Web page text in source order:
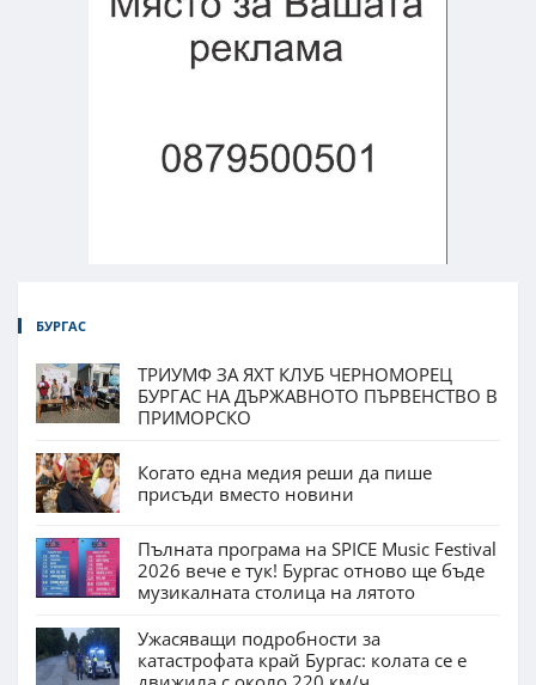
БУРГАС
ТРИУМФ ЗА ЯХТ КЛУБ ЧЕРНОМОРЕЦ
БУРГАС НА ДЪРЖАВНОТО ПЪРВЕНСТВО В
ПРИМОРСКО
Когато една медия реши да пише
присъди вместо новини
Пълната програма на SPICE Music Festival
2026 вече е тук! Бургас отново ще бъде
музикалната столица на лятото
Ужасяващи подробности за
катастрофата край Бургас: колата се е